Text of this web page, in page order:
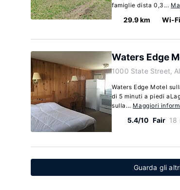
famiglie dista 0,3...
29.9 km Wi-
Waters Edge
1000 State Street,
Waters Edge Motel
di 5 minuti a piedi
sulla... Maggiori
5.4/10 Fair 18
Guarda gli